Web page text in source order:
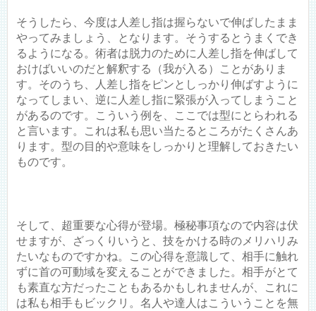
そうしたら、今度は人差し指は握らないで伸ばしたまま
やってみましょう、となります。そうするとうまくでき
るようになる。術者は脱力のために人差し指を伸ばして
おけばいいのだと解釈する（我が入る）ことがありま
す。そのうち、人差し指をピンとしっかり伸ばすように
なってしまい、逆に人差し指に緊張が入ってしまうこと
があるのです。こういう例を、ここでは型にとらわれる
と言います。これは私も思い当たるところがたくさんあ
ります。型の目的や意味をしっかりと理解しておきたい
ものです。
そして、超重要な心得が登場。極秘事項なので内容は伏
せますが、ざっくりいうと、技をかける時のメリハリみ
たいなものですかね。この心得を意識して、相手に触れ
ずに首の可動域を変えることができました。相手がとて
も素直な方だったこともあるかもしれませんが、これに
は私も相手もビックリ。名人や達人はこういうことを無